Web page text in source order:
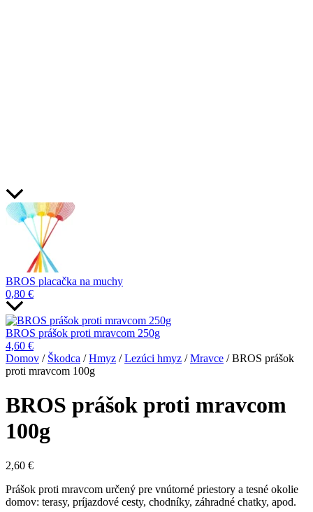
BROS placačka na muchy
0,80 €
BROS prášok proti mravcom 250g
4,60 €
Domov / Škodca /Hmyz /Lezúci hmyz /Mravce / BROS prášok
proti mravcom 100g
BROS prášok proti mravcom
100g
2,60 €
Prášok proti mravcom určený pre vnútorné priestory a tesné okolie
domov: terasy, príjazdové cesty, chodníky, záhradné chatky, apod.